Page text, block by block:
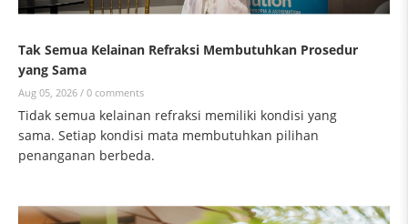
Tak Semua Kelainan Refraksi Membutuhkan Prosedur
yang Sama
Aug 05, 2026 / 0 comments
Tidak semua kelainan refraksi memiliki kondisi yang
sama. Setiap kondisi mata membutuhkan pilihan
penanganan berbeda.